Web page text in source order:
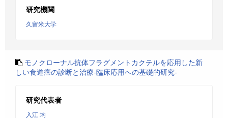
研究機関
久留米大学
モノクローナル抗体フラグメントカクテルを応用した新
しい食道癌の診断と治療-臨床応用への基礎的研究-
研究代表者
入江 均